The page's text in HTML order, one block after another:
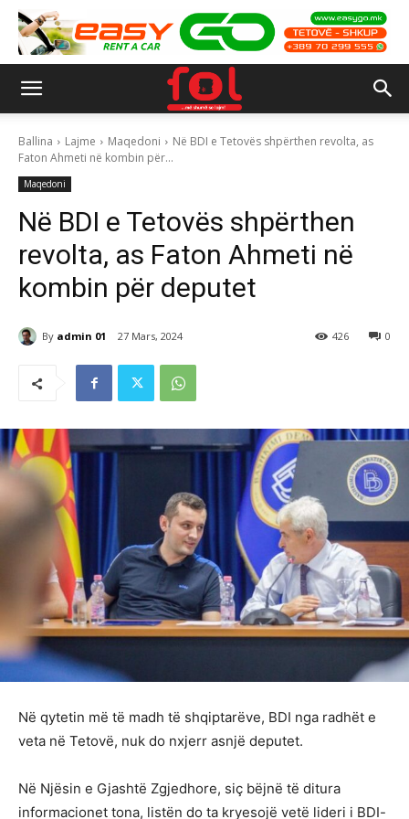
Ballina Lajme Maqedoni
Në BDI e Tetovës shpërthen revolta, as
Faton Ahmeti në kombin për...
Maqedoni
Në BDI e Tetovës shpërthen
revolta, as Faton Ahmeti në
kombin për deputet
By admin 01 27 Mars, 2024 0
426
Në qytetin më të madh të shqiptarëve, BDI nga radhët e
veta në Tetovë, nuk do nxjerr asnjë deputet.
Në Njësin e Gjashtë Zgjedhore, siç bëjnë të ditura
informacionet tona, listën do ta kryesojë vetë lideri i BDI-